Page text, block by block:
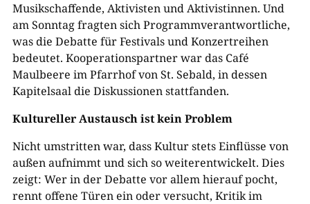
Musikschaffende, Aktivisten und Aktivistinnen. Und
am Sonntag fragten sich Programmverantwortliche,
was die Debatte für Festivals und Konzertreihen
bedeutet. Kooperationspartner war das Café
Maulbeere im Pfarrhof von St. Sebald, in dessen
Kapitelsaal die Diskussionen stattfanden.
Kultureller Austausch ist kein Problem
Nicht umstritten war, dass Kultur stets Einflüsse von
außen aufnimmt und sich so weiterentwickelt. Dies
zeigt: Wer in der Debatte vor allem hierauf pocht,
rennt offene Türen ein oder versucht, Kritik im